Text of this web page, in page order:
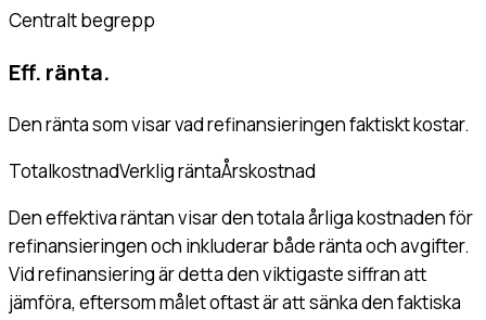
Centralt begrepp
Eff. ränta.
Den ränta som visar vad refinansieringen faktiskt kostar.
TotalkostnadVerklig räntaÅrskostnad
Den effektiva räntan visar den totala årliga kostnaden för
refinansieringen och inkluderar både ränta och avgifter.
Vid refinansiering är detta den viktigaste siffran att
jämföra, eftersom målet oftast är att sänka den faktiska